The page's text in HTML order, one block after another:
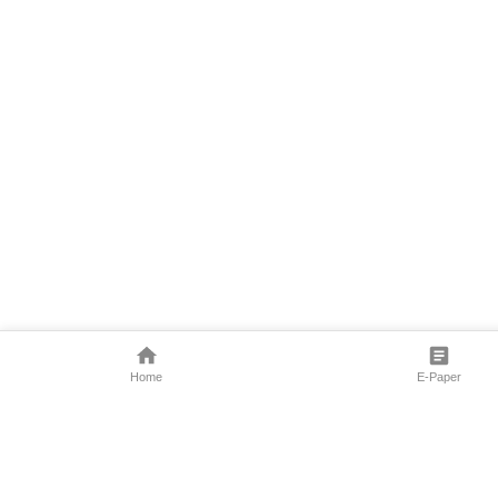
Home E-Paper